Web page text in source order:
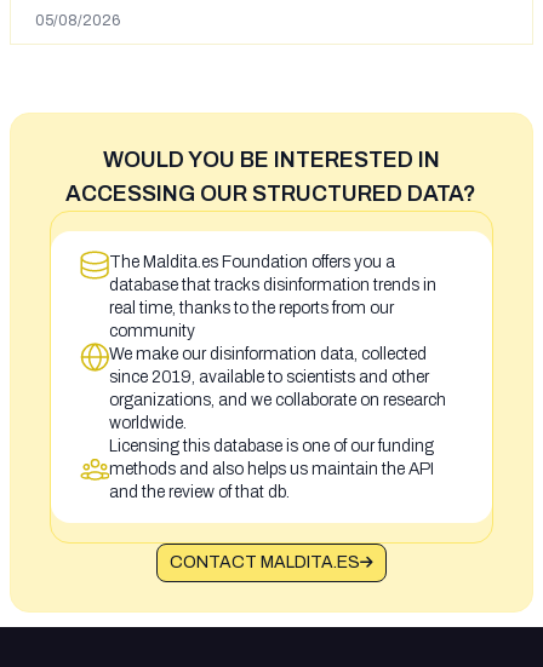
situación irregular a Ceuta
05/08/2026
WOULD YOU BE INTERESTED IN
ACCESSING OUR STRUCTURED DATA?
The Maldita.es Foundation offers you a
database that tracks disinformation trends in
real time, thanks to the reports from our
community
We make our disinformation data, collected
since 2019, available to scientists and other
organizations, and we collaborate on research
worldwide.
Licensing this database is one of our funding
methods and also helps us maintain the API
and the review of that db.
CONTACT MALDITA.ES